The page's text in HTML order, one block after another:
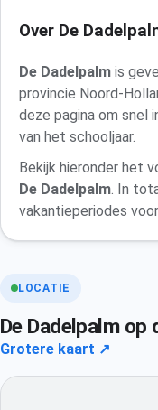
Over De
De Dadelpalm is
provincie Noord-
deze pagina om snel
van het schooljaar.
Bekijk hieronder het
De Dadelpalm. In
vakantieperiodes
LOCATIE
De Dadelpalm op
Grotere kaart ↗